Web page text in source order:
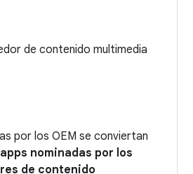
de contenido multimedia
por los OEM se conviertan
nominadas por los
de contenido